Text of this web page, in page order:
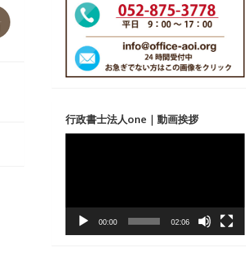
行政書士法人one｜動画挨拶
00:00 02:06